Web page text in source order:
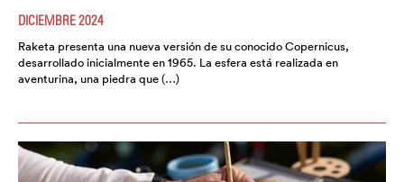
DICIEMBRE 2024
Raketa presenta una nueva versión de su conocido Copernicus,
desarrollado inicialmente en 1965. La esfera está realizada en
aventurina, una piedra que (…)